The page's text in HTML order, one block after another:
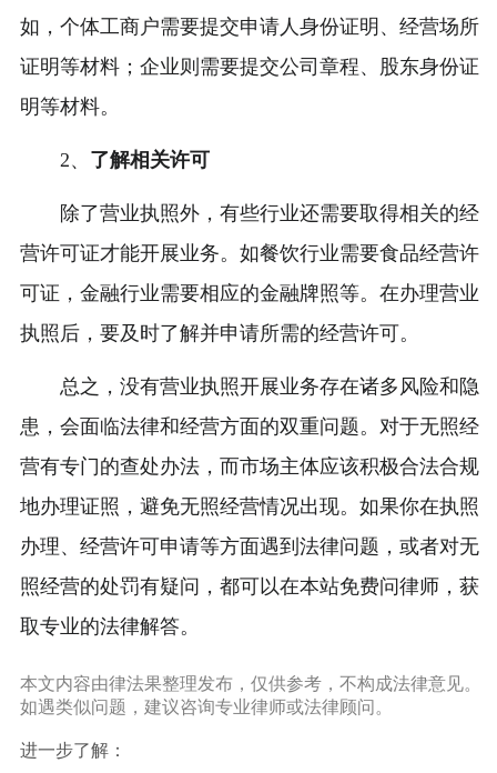
如，个体工商户需要提交申请人身份证明、经营场所
证明等材料；企业则需要提交公司章程、股东身份证
明等材料。
2、 了解相关许可
除了营业执照外，有些行业还需要取得相关的经
营许可证才能开展业务。如餐饮行业需要食品经营许
可证，金融行业需要相应的金融牌照等。在办理营业
执照后，要及时了解并申请所需的经营许可。
总之，没有营业执照开展业务存在诸多风险和隐
患，会面临法律和经营方面的双重问题。对于无照经
营有专门的查处办法，而市场主体应该积极合法合规
地办理证照，避免无照经营情况出现。如果你在执照
办理、经营许可申请等方面遇到法律问题，或者对无
照经营的处罚有疑问，都可以在本站免费问律师，获
取专业的法律解答。
本文内容由律法果整理发布，仅供参考，不构成法律意见。
如遇类似问题，建议咨询专业律师或法律顾问。
进一步了解：